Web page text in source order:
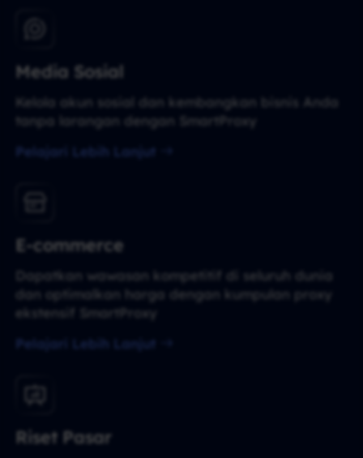
Media Sosial
Kelola akun sosial dan kembangkan bisnis Anda
tanpa larangan dengan SmartProxy
Pelajari Lebih Lanjut
E-commerce
Dapatkan wawasan kompetitif di seluruh dunia
dan optimalkan harga dengan kumpulan proxy
ekstensif SmartProxy
Pelajari Lebih Lanjut
Riset Pasar